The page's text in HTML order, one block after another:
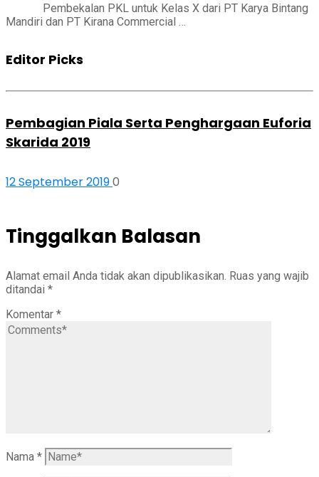
Pembekalan PKL untuk Kelas X dari PT Karya Bintang
Mandiri dan PT Kirana Commercial …
Editor Picks
Pembagian Piala Serta Penghargaan Euforia
Skarida 2019
12 September 20190
Tinggalkan Balasan
Alamat email Anda tidak akan dipublikasikan. Ruas yang wajib
ditandai *
Komentar *
Nama *